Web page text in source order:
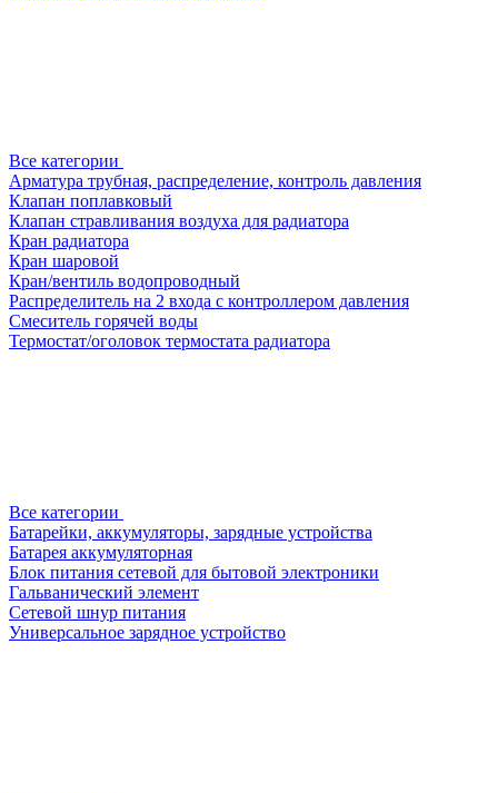
Все категории
Арматура трубная, распределение, контроль давления
Клапан поплавковый
Клапан стравливания воздуха для радиатора
Кран радиатора
Кран шаровой
Кран/вентиль водопроводный
Распределитель на 2 входа с контроллером давления
Смеситель горячей воды
Термостат/оголовок термостата радиатора
Все категории
Батарейки, аккумуляторы, зарядные устройства
Батарея аккумуляторная
Блок питания сетевой для бытовой электроники
Гальванический элемент
Сетевой шнур питания
Универсальное зарядное устройство